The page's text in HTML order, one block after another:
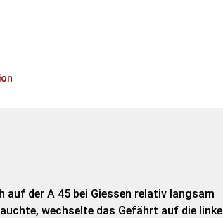
auf der A 45 bei Giessen relativ langsam
wechselte das Gefährt auf die linke